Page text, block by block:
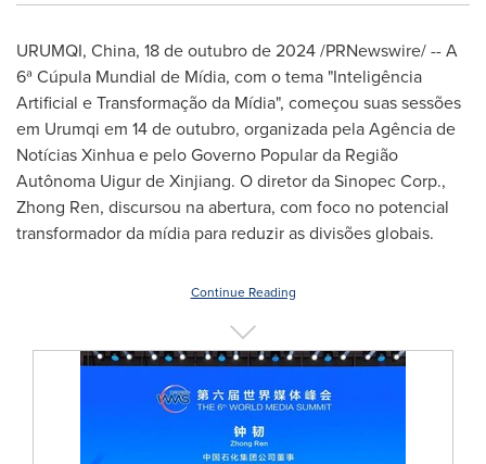
URUMQI, China, 18 de outubro de 2024/PRNewswire/ -- A
6ª Cúpula Mundial de Mídia, com o tema "Inteligência
Artificial e Transformação da Mídia", começou suas sessões
em Urumqi em 14 de outubro, organizada pela Agência de
Notícias Xinhua e pelo Governo Popular da Região
Autônoma Uigur de Xinjiang. O diretor da Sinopec Corp.,
Zhong Ren, discursou na abertura, com foco no potencial
transformador da mídia para reduzir as divisões globais.
Continue Reading